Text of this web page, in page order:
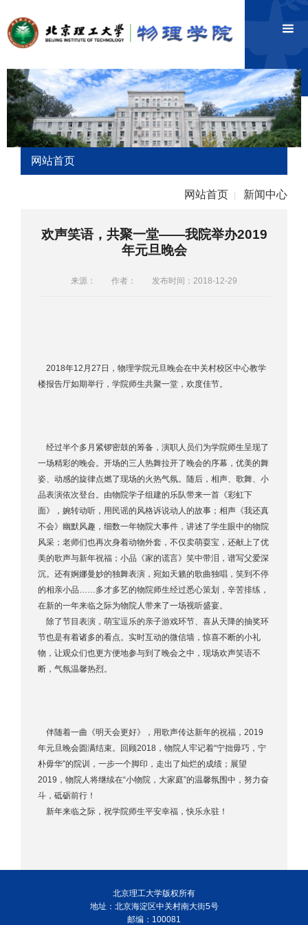
网站首页
网站首页 新闻中心
欢声笑语，共聚一堂——我院举办2019
年元旦晚会
来源： 作者： 发布时间：2018-12-29
2018年12月27日，物理学院元旦晚会在中关村校区中心教学
楼报告厅如期举行，学院师生共聚一堂，欢度佳节。
经过半个多月紧锣密鼓的筹备，演职人员们为学院师生呈现了
一场精彩的晚会。开场的三人热舞拉开了晚会的序幕，优美的舞
姿、动感的旋律点燃了现场的火热气氛。随后，相声、歌舞、小
品表演依次登台。由物院学子组建的乐队带来一首《彩虹下
面》，婉转动听，用民谣的风格诉说动人的故事；相声《我还真
不会》幽默风趣，细数一年物院大事件，讲述了学生眼中的物院
风采；老师们也再次身着动物外套，不仅卖萌耍宝，还献上了优
美的歌声与新年祝福；小品《家的谎言》笑中带泪，谱写父爱深
沉。还有婀娜曼妙的独舞表演，宛如天籁的歌曲独唱，笑到不停
的相亲小品……多才多艺的物院师生经过悉心策划，辛苦排练，
在新的一年来临之际为物院人带来了一场视听盛宴。
除了节目表演，萌宝逗乐的亲子游戏环节、喜从天降的抽奖环
节也是有着诸多的看点。实时互动的微信墙，惊喜不断的小礼
物，让观众们也更方便地参与到了晚会之中，现场欢声笑语不
断，气氛温馨热烈。
伴随着一曲《明天会更好》，用歌声传达新年的祝福，2019
年元旦晚会圆满结束。回顾2018，物院人牢记着“宁拙毋巧，宁
朴毋华”的院训，一步一个脚印，走出了灿烂的成绩；展望
2019，物院人将继续在“小物院，大家庭”的温馨氛围中，努力奋
斗，砥砺前行！
新年来临之际，祝学院师生平安幸福，快乐永驻！
北京理工大学版权所有
地址：北京海淀区中关村南大街5号
邮编：100081